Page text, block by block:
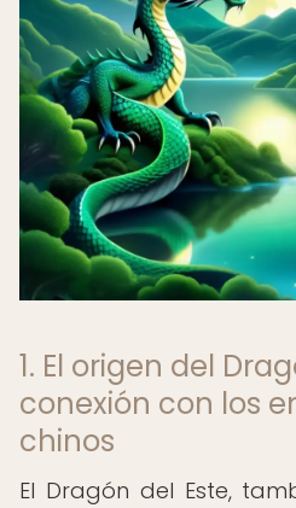
1. El origen del
conexión con los
chinos
El Dragón del Este,